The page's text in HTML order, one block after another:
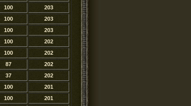
100
203
100
203
100
203
100
202
100
202
87
202
37
202
100
201
100
201